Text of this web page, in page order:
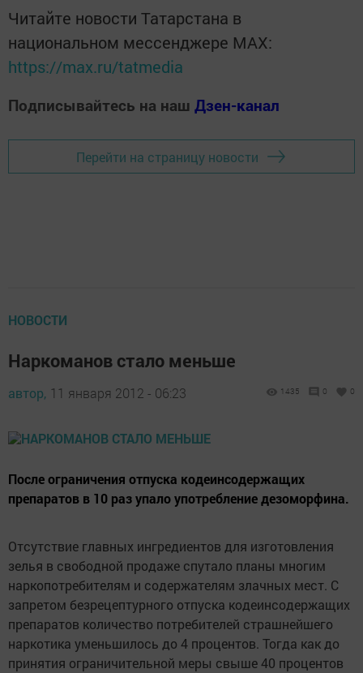
Читайте новости Татарстана в
национальном мессенджере MАХ:
https://max.ru/tatmedia
Подписывайтесь на наш Дзен-канал
Перейти на страницу новости
НОВОСТИ
Наркоманов стало меньше
автор, 11 января 2012 - 06:23 1435 0 0
После ограничения отпуска кодеинсодержащих
препаратов в 10 раз упало употребление дезоморфина.
Отсутствие главных ингредиентов для изготовления
зелья в свободной продаже спутало планы многим
наркопотребителям и содержателям злачных мест. С
запретом безрецептурного отпуска кодеинсодержащих
препаратов количество потребителей страшнейшего
наркотика уменьшилось до 4 процентов. Тогда как до
принятия ограничительной меры свыше 40 процентов